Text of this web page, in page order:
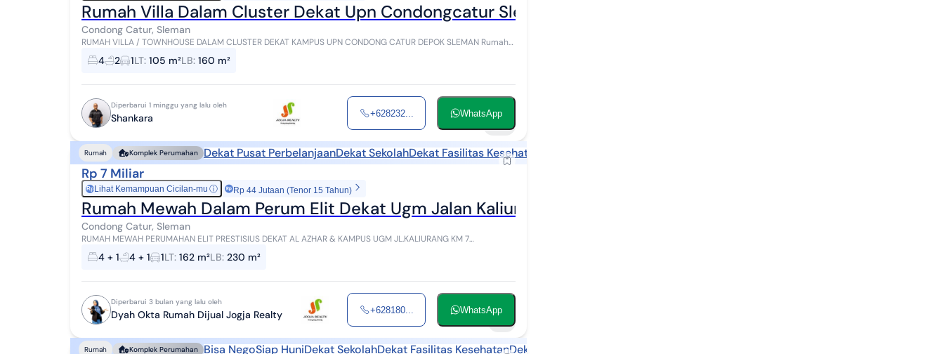
Rumah Villa Dalam Cluster Dekat Upn Condongcatur Sleman
Condong Catur, Sleman
RUMAH VILLA / TOWNHOUSE DALAM CLUSTER DEKAT KAMPUS UPN CONDONG CATUR DEPOK SLEMAN Rumah
4 2 1LT: 105 m²LB: 160 m²
Diperbarui 1 minggu yang lalu oleh
Shankara +628232... WhatsApp
Rumah Komplek Perumahan Dekat Pusat PerbelanjaanDekat SekolahDekat Fasilitas Kesehatan
Rp 7 Miliar
RpLihat Kemampuan Cicilan-mu ⓘ Rp 44 Jutaan (Tenor 15 Tahun)
Rumah Mewah Dalam Perum Elit Dekat Ugm Jalan Kaliurang Km7 Condongcatur
Condong Catur, Sleman
RUMAH MEWAH PERUMAHAN ELIT PRESTISIUS DEKAT AL AZHAR & KAMPUS UGM JL.KALIURANG KM 7
4 + 1 4 + 1 1LT: 162 m²LB: 230 m²
Diperbarui 3 bulan yang lalu oleh
Dyah Okta Rumah Dijual Jogja Realty +628180... WhatsApp
Rumah Komplek Perumahan Bisa NegoSiap HuniDekat SekolahDekat Fasilitas KesehatanDekat Landmark